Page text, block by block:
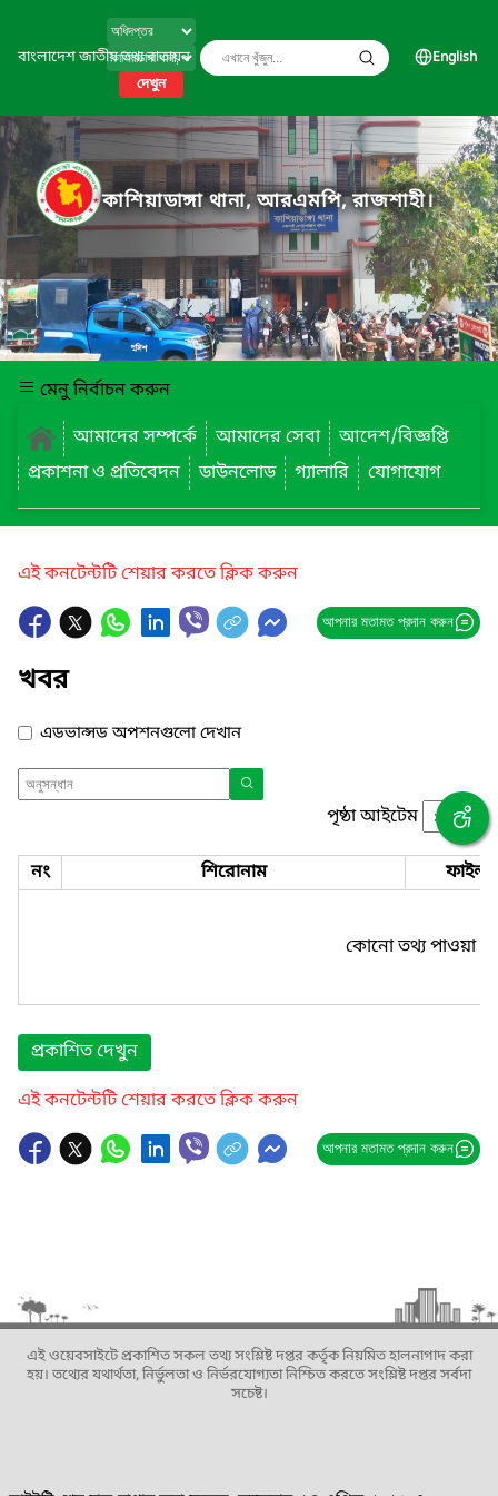
বাংলাদেশ জাতীয় তথ্য বাতায়ন
দেখুন
English
কাশিয়াডাঙ্গা থানা, আরএমপি, রাজশাহী।
মেনু নির্বাচন করুন
আমাদের সম্পর্কে
আমাদের সেবা
আদেশ/বিজ্ঞপ্তি
প্রকাশনা ও প্রতিবেদন
ডাউনলোড গ্যালারি যোগাযোগ
এই কনটেন্টটি শেয়ার করতে ক্লিক করুন
আপনার মতামত প্রদান করুন
খবর
এডভান্সড অপশনগুলো দেখান
পৃষ্ঠা আইটেম
নং শিরোনাম ফাইল
কোনো তথ্য পাওয়া
প্রকাশিত দেখুন
এই কনটেন্টটি শেয়ার করতে ক্লিক করুন
আপনার মতামত প্রদান করুন
এই ওয়েবসাইটে প্রকাশিত সকল তথ্য সংশ্লিষ্ট দপ্তর কর্তৃক নিয়মিত হালনাগাদ করা
হয়। তথ্যের যথার্থতা, নির্ভুলতা ও নির্ভরযোগ্যতা নিশ্চিত করতে সংশ্লিষ্ট দপ্তর সর্বদা
সচেষ্ট।